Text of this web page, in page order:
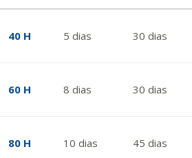
40 H 5 dias 30 dias
60 H 8 dias 30 dias
80 H 10 dias 45 dias